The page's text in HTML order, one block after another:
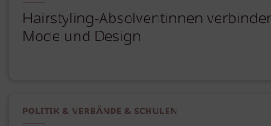
Hairstyling-Absolventinnen
Mode und Design
POLITIK & VERBÄNDE & SCHULEN